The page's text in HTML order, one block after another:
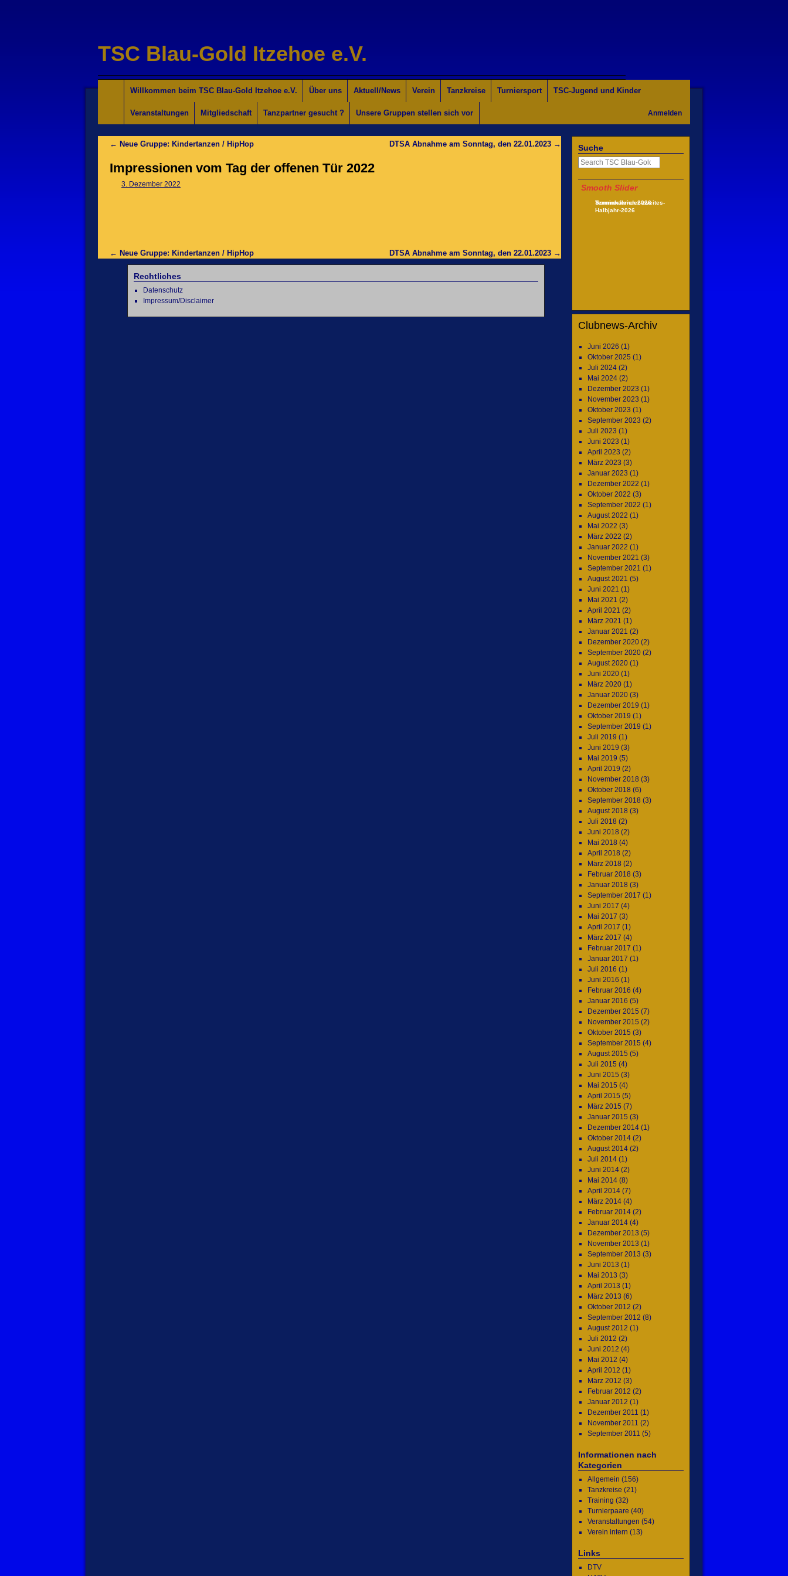
TSC Blau-Gold Itzehoe e.V.
Willkommen für Interessierte
Tanzkurse Aktuell
Unsere Trainer/innen
Turniersport
Jugend/Kinder
Willkommen beim TSC Blau-Gold Itzehoe e.V. Über uns Aktuell/News Verein Tanzkreise Turniersport TSC-Jugend und Kinder
Veranstaltungen Mitgliedschaft Tanzpartner gesucht ? Unsere Gruppen stellen sich vor Anmelden
← Neue Gruppe: Kindertanzen / HipHop DTSA Abnahme am Sonntag, den 22.01.2023 →
Impressionen vom Tag der offenen Tür 2022
3. Dezember 2022
← Neue Gruppe: Kindertanzen / HipHop DTSA Abnahme am Sonntag, den 22.01.2023 →
Rechtliches
Datenschutz
Impressum/Disclaimer
Suche
Smooth Slider
Terminkalender-zweites-
Halbjahr-2026
Sommerferien 2026
Clubnews-Archiv
Juni 2026 (1)
Oktober 2025 (1)
Juli 2024(2)
Mai 2024(2)
Dezember 2023 (1)
November 2023 (1)
Oktober 2023 (1)
September 2023 (2)
Juli 2023 (1)
Juni 2023 (1)
April 2023 (2)
März 2023 (3)
Januar 2023 (1)
Dezember 2022 (1)
Oktober 2022 (3)
September 2022 (1)
August 2022 (1)
Mai 2022 (3)
März 2022 (2)
Januar 2022 (1)
November 2021 (3)
September 2021 (1)
August 2021 (5)
Juni 2021 (1)
Mai 2021 (2)
April 2021 (2)
März 2021 (1)
Januar 2021 (2)
Dezember 2020(2)
September 2020(2)
August 2020(1)
Juni 2020(1)
März 2020(1)
Januar 2020(3)
Dezember 2019 (1)
Oktober 2019 (1)
September 2019 (1)
Juli 2019 (1)
Juni 2019 (3)
Mai 2019 (5)
April 2019 (2)
November 2018 (3)
Oktober 2018 (6)
September 2018 (3)
August 2018 (3)
Juli 2018 (2)
Juni 2018 (2)
Mai 2018 (4)
April 2018 (2)
März 2018 (2)
Februar 2018 (3)
Januar 2018 (3)
September 2017 (1)
Juni 2017 (4)
Mai 2017 (3)
April 2017 (1)
März 2017 (4)
Februar 2017 (1)
Januar 2017 (1)
Juli 2016 (1)
Juni 2016 (1)
Februar 2016 (4)
Januar 2016 (5)
Dezember 2015 (7)
November 2015 (2)
Oktober 2015 (3)
September 2015 (4)
August 2015 (5)
Juli 2015 (4)
Juni 2015 (3)
Mai 2015 (4)
April 2015 (5)
März 2015 (7)
Januar 2015 (3)
Dezember 2014(1)
Oktober 2014(2)
August 2014(2)
Juli 2014(1)
Juni 2014(2)
Mai 2014(8)
April 2014(7)
März 2014(4)
Februar 2014(2)
Januar 2014(4)
Dezember 2013 (5)
November 2013 (1)
September 2013 (3)
Juni 2013 (1)
Mai 2013 (3)
April 2013 (1)
März 2013 (6)
Oktober 2012 (2)
September 2012 (8)
August 2012 (1)
Juli 2012 (2)
Juni 2012 (4)
Mai 2012 (4)
April 2012 (1)
März 2012 (3)
Februar 2012 (2)
Januar 2012 (1)
Dezember 2011 (1)
November 2011 (2)
September 2011 (5)
Informationen nach
Kategorien
Allgemein (156)
Tanzkreise (21)
Training (32)
Turnierpaare (40)
Veranstaltungen (54)
Verein intern (13)
Links
DTV